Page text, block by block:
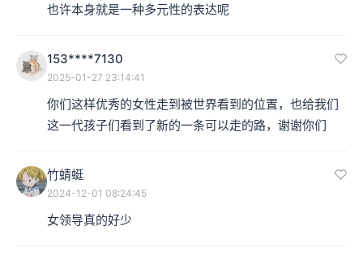
也许本身就是一种多元性的表达呢
153****7130
2025-01-27 23:14:41
你们这样优秀的女性走到被世界看到的位置，也给我们
这一代孩子们看到了新的一条可以走的路，谢谢你们
竹蜻蜓
2024-12-01 08:24:45
女领导真的好少